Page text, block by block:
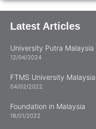
Latest Articles
University Putra Malaysia
12/04/2024
FTMS University Malaysia
04/02/2022
Foundation in Malaysia
18/01/2022